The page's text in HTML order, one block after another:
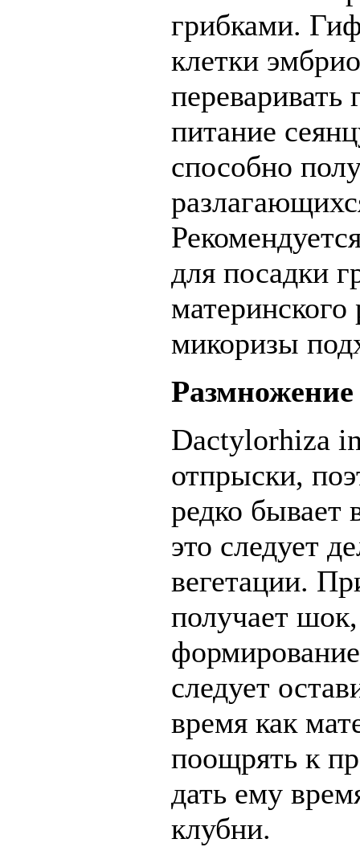
грибками.
клетки
переваривать
питание
способно
для посадки
микоризы
Dactylorhiza
отпрыски,
редко бывает
это следует
вегетации.
получает
следует
время как
поощрять к
дать ему
клубни.